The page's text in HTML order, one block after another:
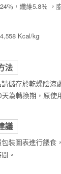
％，纖維5.8％ ，
Kcal/kg
法
儲存於乾燥陰涼
為轉換期，原使
議
裝圖表進行餵食
。